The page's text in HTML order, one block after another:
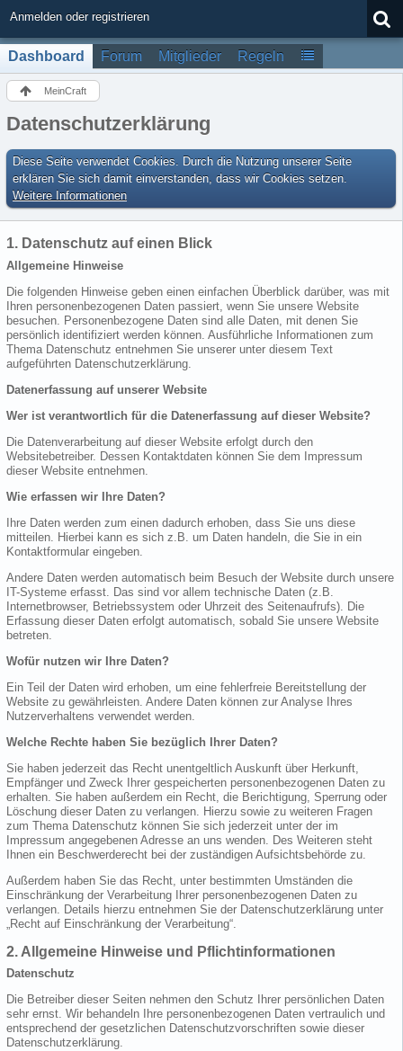
Anmelden oder registrieren
Dashboard Forum Mitglieder Regeln
MeinCraft
Datenschutzerklärung
Diese Seite verwendet Cookies. Durch die Nutzung unserer Seite
erklären Sie sich damit einverstanden, dass wir Cookies setzen.
Weitere Informationen
1. Datenschutz auf einen Blick
Allgemeine Hinweise
Die folgenden Hinweise geben einen einfachen Überblick darüber, was mit
Ihren personenbezogenen Daten passiert, wenn Sie unsere Website
besuchen. Personenbezogene Daten sind alle Daten, mit denen Sie
persönlich identifiziert werden können. Ausführliche Informationen zum
Thema Datenschutz entnehmen Sie unserer unter diesem Text
aufgeführten Datenschutzerklärung.
Datenerfassung auf unserer Website
Wer ist verantwortlich für die Datenerfassung auf dieser Website?
Die Datenverarbeitung auf dieser Website erfolgt durch den
Websitebetreiber. Dessen Kontaktdaten können Sie dem Impressum
dieser Website entnehmen.
Wie erfassen wir Ihre Daten?
Ihre Daten werden zum einen dadurch erhoben, dass Sie uns diese
mitteilen. Hierbei kann es sich z.B. um Daten handeln, die Sie in ein
Kontaktformular eingeben.
Andere Daten werden automatisch beim Besuch der Website durch unsere
IT-Systeme erfasst. Das sind vor allem technische Daten (z.B.
Internetbrowser, Betriebssystem oder Uhrzeit des Seitenaufrufs). Die
Erfassung dieser Daten erfolgt automatisch, sobald Sie unsere Website
betreten.
Wofür nutzen wir Ihre Daten?
Ein Teil der Daten wird erhoben, um eine fehlerfreie Bereitstellung der
Website zu gewährleisten. Andere Daten können zur Analyse Ihres
Nutzerverhaltens verwendet werden.
Welche Rechte haben Sie bezüglich Ihrer Daten?
Sie haben jederzeit das Recht unentgeltlich Auskunft über Herkunft,
Empfänger und Zweck Ihrer gespeicherten personenbezogenen Daten zu
erhalten. Sie haben außerdem ein Recht, die Berichtigung, Sperrung oder
Löschung dieser Daten zu verlangen. Hierzu sowie zu weiteren Fragen
zum Thema Datenschutz können Sie sich jederzeit unter der im
Impressum angegebenen Adresse an uns wenden. Des Weiteren steht
Ihnen ein Beschwerderecht bei der zuständigen Aufsichtsbehörde zu.
Außerdem haben Sie das Recht, unter bestimmten Umständen die
Einschränkung der Verarbeitung Ihrer personenbezogenen Daten zu
verlangen. Details hierzu entnehmen Sie der Datenschutzerklärung unter
„Recht auf Einschränkung der Verarbeitung“.
2. Allgemeine Hinweise und Pflichtinformationen
Datenschutz
Die Betreiber dieser Seiten nehmen den Schutz Ihrer persönlichen Daten
sehr ernst. Wir behandeln Ihre personenbezogenen Daten vertraulich und
entsprechend der gesetzlichen Datenschutzvorschriften sowie dieser
Datenschutzerklärung.